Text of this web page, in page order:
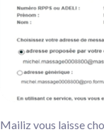
Mailiz vous laisse